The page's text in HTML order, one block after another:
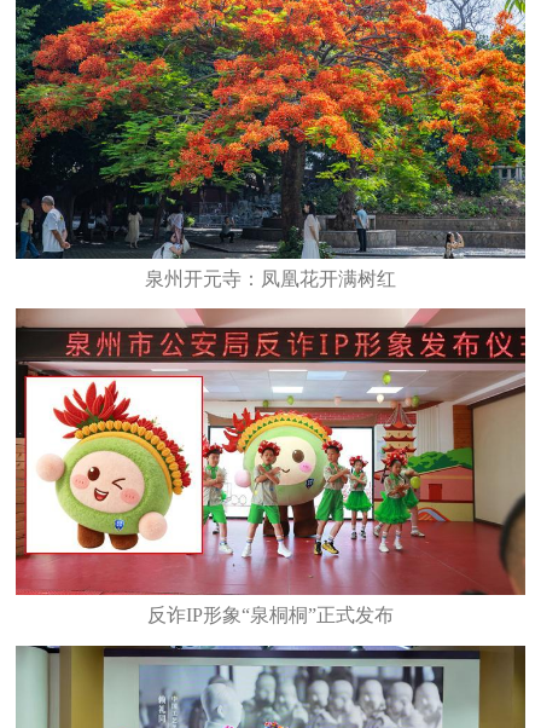
泉州开元寺：凤凰花开满树红
反诈IP形象“泉桐桐”正式发布